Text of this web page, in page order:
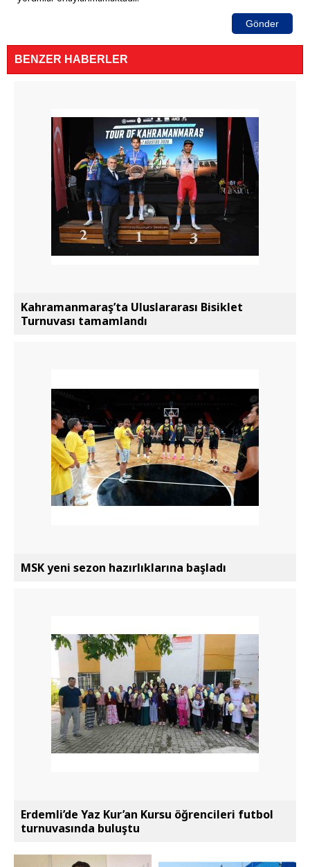
Gönder
BENZER HABERLER
Kahramanmaraş’ta Uluslararası Bisiklet
Turnuvası tamamlandı
MSK yeni sezon hazırlıklarına başladı
Erdemli’de Yaz Kur’an Kursu öğrencileri futbol
turnuvasında buluştu